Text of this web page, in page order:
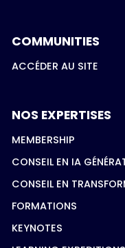
COMMUNITIES
ACCÉDER AU SITE
NOS EXPERTISES
MEMBERSHIP
CONSEIL EN IA
CONSEIL EN
FORMATIONS
KEYNOTES